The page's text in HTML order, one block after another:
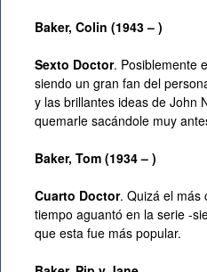
Baker, Colin (1943 – )
Sexto Doctor. Posiblemente
siendo un gran fan del
y las brillantes ideas de John
quemarle sacándole muy
Baker, Tom (1934 – )
Cuarto Doctor. Quizá el más
tiempo aguantó en la serie -
que esta fue más popular.